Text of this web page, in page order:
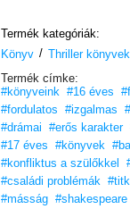
és a
„Ennek a
–
„Mélyen és
Termék kategóriák:
Könyv / Thriller könyvek
Termék címke:
#könyveink #16 éves
#fordulatos #izgalmas
#drámai #erős karakter
#17 éves #könyvek
#konfliktus a szülőkkel
#családi problémák
#másság #shakespeare